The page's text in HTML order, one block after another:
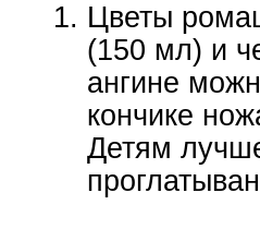
Цветы
(150 мл) и
ангине
кончике
Детям